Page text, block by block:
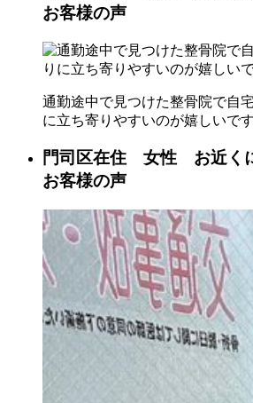
お客様の声
通勤途中で見つけた整骨院で自
に立ち寄りやすいのが嬉しいです
門司区在住 女性 お近く
お客様の声